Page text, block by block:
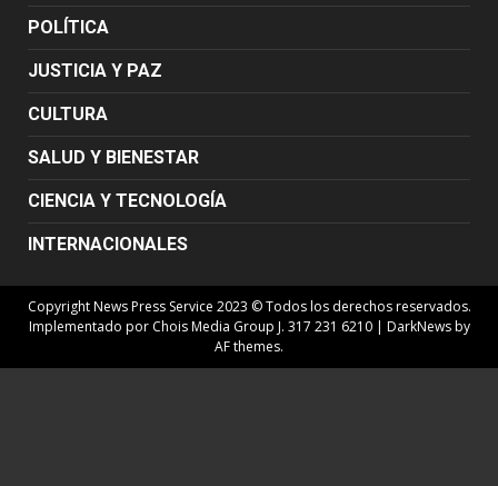
POLÍTICA
JUSTICIA Y PAZ
CULTURA
SALUD Y BIENESTAR
CIENCIA Y TECNOLOGÍA
INTERNACIONALES
Copyright News Press Service 2023 © Todos los derechos reservados.
Implementado por Chois Media Group J. 317 231 6210 | DarkNewsby
AF themes.